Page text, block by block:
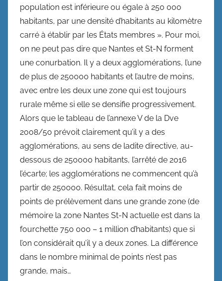
population est inférieure ou égale à 250 000
habitants, par une densité d’habitants au kilomètre
carré à établir par les États membres ». Pour moi,
on ne peut pas dire que Nantes et St-N forment
une conurbation. Il y a deux agglomérations, l’une
de plus de 250000 habitants et l’autre de moins,
avec entre les deux une zone qui est toujours
rurale même si elle se densifie progressivement.
Alors que le tableau de l’annexe V de la Dve
2008/50 prévoit clairement qu’il y a des
agglomérations, au sens de ladite directive, au-
dessous de 250000 habitants, l’arrêté de 2016
l’écarte; les agglomérations ne commencent qu’à
partir de 250000. Résultat, cela fait moins de
points de prélèvement dans une grande zone (de
mémoire la zone Nantes St-N actuelle est dans la
fourchette 750 000 – 1 million d’habitants) que si
l’on considérait qu’il y a deux zones. La différence
dans le nombre minimal de points n’est pas
grande, mais…